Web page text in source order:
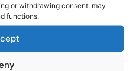
or withdrawing consent, may
functions.
4 (1), Χουγκάζ 16 (4),
Moore 8, Dimsa 13 (2).
Fans στα social media: